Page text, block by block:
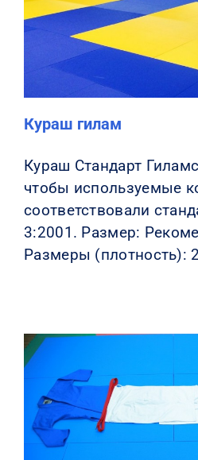
КОНТАКТЫ
Кураш гилам
Кураш Стандарт
чтобы используемые
соответствовали
3:2001. Размер:
Размеры (плотность):